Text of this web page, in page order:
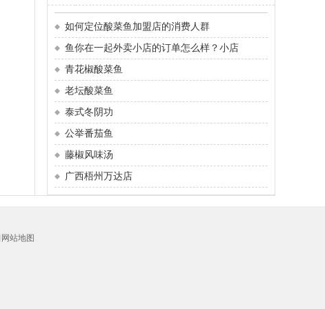
如何定位酸菜鱼加盟店的消费人群
鱼你在一起外卖小店的订单怎么样？小店
青花椒酸菜鱼
老坛酸菜鱼
泰式冬阴功
公举番茄鱼
藤椒风味汤
广西梧州万达店
网站地图